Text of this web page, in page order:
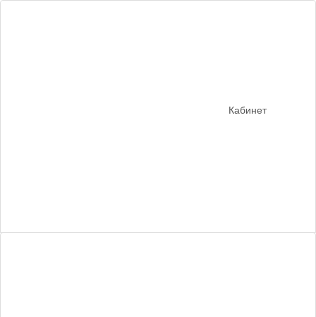
Кабинет